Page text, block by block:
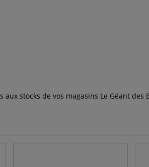
stocks de vos magasins Le Géant des